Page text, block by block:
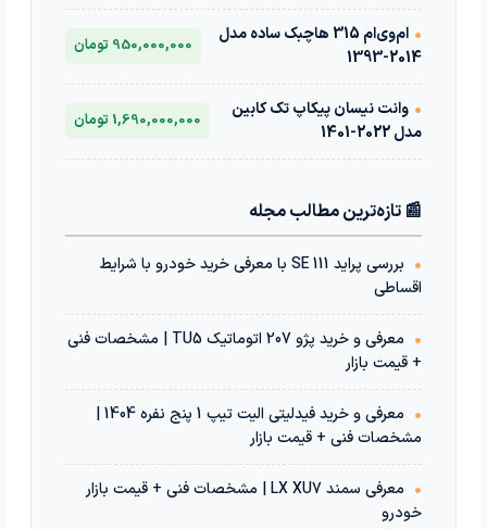
•
ام‌وی‌ام 315 هاچبک ساده مدل
2014-1393
950,000,000 تومان
• وانت نیسان پیکاپ تک کابین
مدل 2022-1401
1,690,000,000 تومان
📰 تازه‌ترین مطالب مجله
•
بررسی پراید 111 SE با معرفی خرید خودرو با شرایط
اقساطی
•
معرفی و خرید پژو 207 اتوماتیک TU5 | مشخصات فنی
+ قیمت بازار
•
معرفی و خرید فیدلیتی الیت تیپ 1 پنج نفره 1404 |
مشخصات فنی + قیمت بازار
•
معرفی سمند LX XU7 | مشخصات فنی + قیمت بازار
خودرو